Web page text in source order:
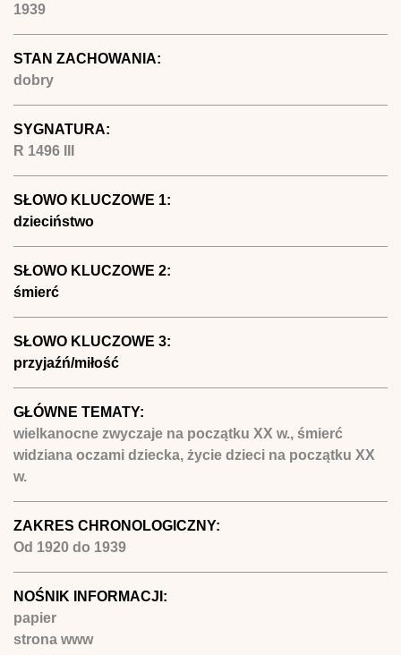
1939
STAN ZACHOWANIA:
dobry
SYGNATURA:
R 1496 III
SŁOWO KLUCZOWE 1:
dzieciństwo
SŁOWO KLUCZOWE 2:
śmierć
SŁOWO KLUCZOWE 3:
przyjaźń/miłość
GŁÓWNE TEMATY:
wielkanocne zwyczaje na początku XX w., śmierć
widziana oczami dziecka, życie dzieci na początku XX
w.
ZAKRES CHRONOLOGICZNY:
Od 1920 do 1939
NOŚNIK INFORMACJI:
papier
strona www